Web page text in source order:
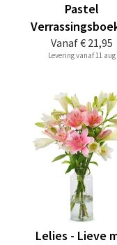
Vanaf€ 21,95
Pastel
Levering vanaf 11 aug
Lelies - Lieve